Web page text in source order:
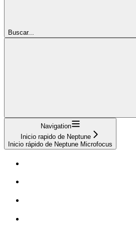
Buscar...
Navigation
Inicio rapido de Neptune
Inicio rápido de Neptune Microfocus